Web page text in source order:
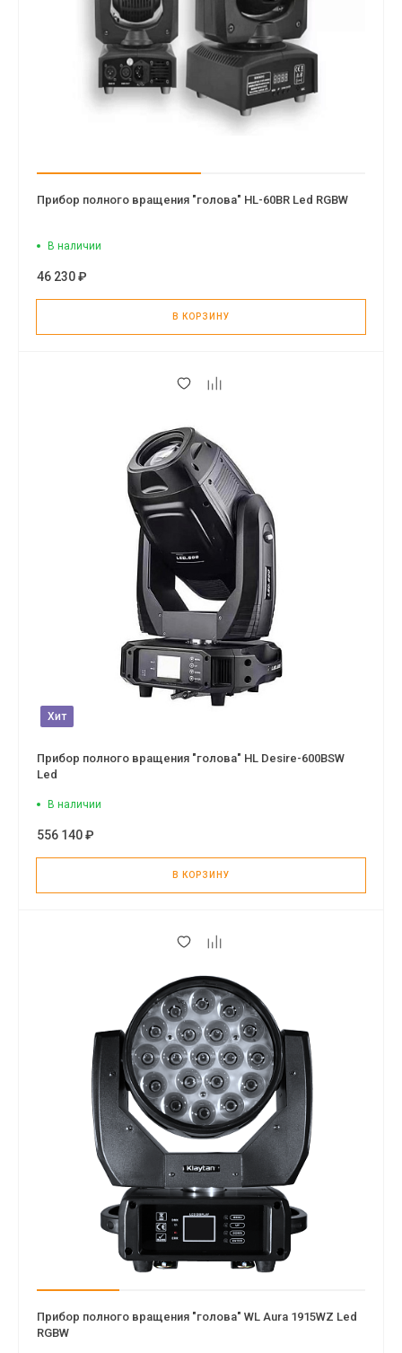
Прибор полного вращения "голова" HL-60BR Led RGBW
В наличии
46 230 ₽
В КОРЗИНУ
Хит
Прибор полного вращения "голова" HL Desire-600BSW
Led
В наличии
556 140 ₽
В КОРЗИНУ
Прибор полного вращения "голова" WL Aura 1915WZ Led
RGBW